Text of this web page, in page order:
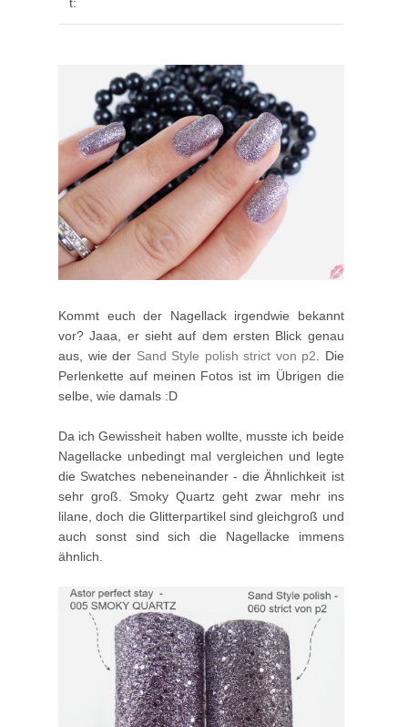
t:
Kommt euch der Nagellack irgendwie bekannt
vor? Jaaa, er sieht auf dem ersten Blick genau
aus, wie der Sand Style polish strict von p2 . Die
Perlenkette auf meinen Fotos ist im Übrigen die
selbe, wie damals :D
Da ich Gewissheit haben wollte, musste ich beide
Nagellacke unbedingt mal vergleichen und legte
die Swatches nebeneinander - die Ähnlichkeit ist
sehr groß. Smoky Quartz geht zwar mehr ins
lilane, doch die Glitterpartikel sind gleichgroß und
auch sonst sind sich die Nagellacke immens
ähnlich.